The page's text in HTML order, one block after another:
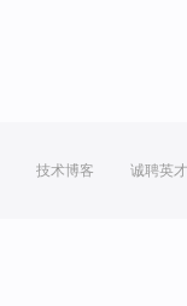
技术博客 诚聘英才